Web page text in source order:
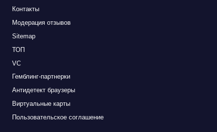
Контакты
Модерация отзывов
Sitemap
ТОП
VC
Гемблинг-партнерки
Антидетект браузеры
Виртуальные карты
Пользовательское соглашение